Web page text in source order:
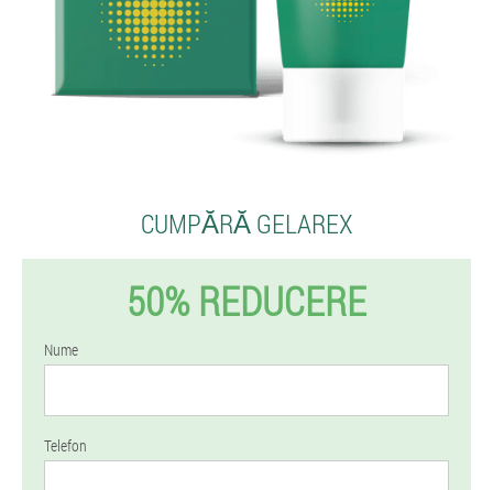
CUMPĂRĂ GELAREX
50% REDUCERE
Nume
Telefon